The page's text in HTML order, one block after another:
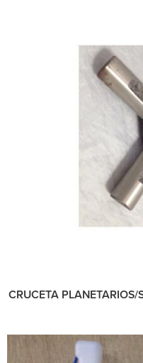
CRUCETA PLANETARIOS/